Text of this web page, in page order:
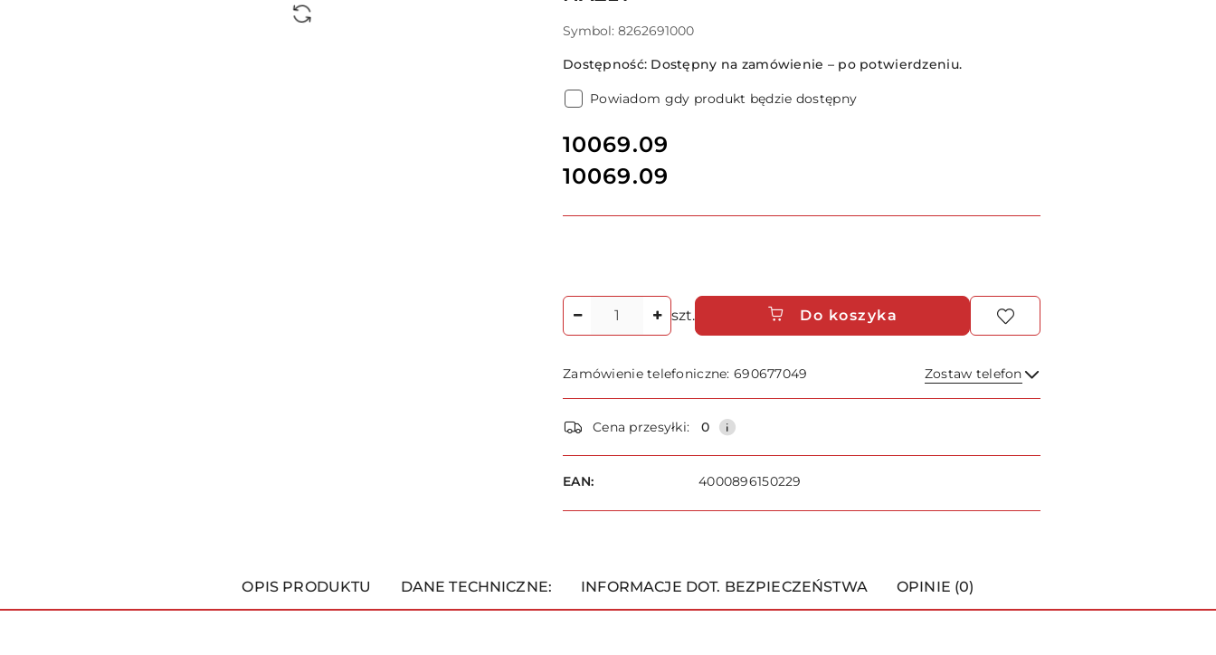
Symbol: 8262691000
Dostępność: Dostępny na zamówienie – po potwierdzeniu.
Powiadom gdy produkt będzie dostępny
cena:
10069.09
Cena:
10069.09
Ilość
szt. Do koszyka
Zamówienie telefoniczne: 690677049 Zostaw telefon
Wyślij
Dostępność
i
dostawa
Cena przesyłki: 0
EAN: 4000896150229
OPIS PRODUKTU DANE TECHNICZNE: INFORMACJE DOT. BEZPIECZEŃSTWA OPINIE (0)